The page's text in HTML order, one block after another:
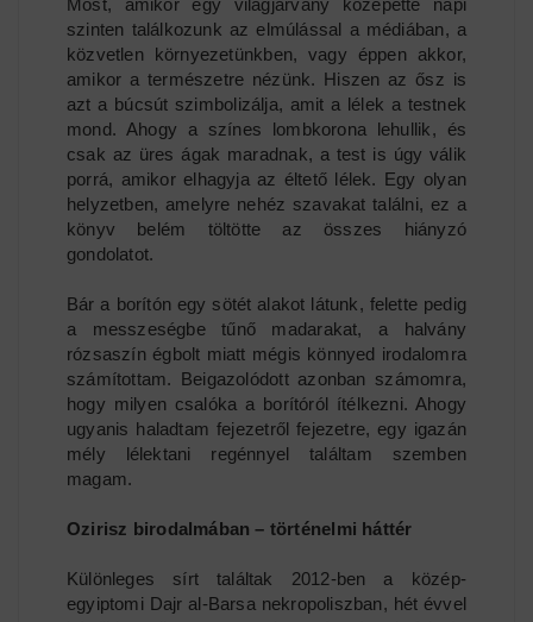
Most, amikor egy világjárvány közepette napi
szinten találkozunk az elmúlással a médiában, a
közvetlen környezetünkben, vagy éppen akkor,
amikor a természetre nézünk. Hiszen az ősz is
azt a búcsút szimbolizálja, amit a lélek a testnek
mond. Ahogy a színes lombkorona lehullik, és
csak az üres ágak maradnak, a test is úgy válik
porrá, amikor elhagyja az éltető lélek. Egy olyan
helyzetben, amelyre nehéz szavakat találni, ez a
könyv belém töltötte az összes hiányzó
gondolatot.
Bár a borítón egy sötét alakot látunk, felette pedig
a messzeségbe tűnő madarakat, a halvány
rózsaszín égbolt miatt mégis könnyed irodalomra
számítottam. Beigazolódott azonban számomra,
hogy milyen csalóka a borítóról ítélkezni. Ahogy
ugyanis haladtam fejezetről fejezetre, egy igazán
mély lélektani regénnyel találtam szemben
magam.
Ozirisz birodalmában – történelmi háttér
Különleges sírt találtak 2012-ben a közép-
egyiptomi Dajr al-Barsa nekropoliszban, hét évvel